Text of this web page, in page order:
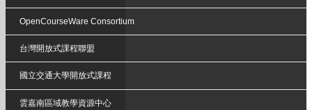
OpenCourseWare Consortium
台灣開放式課程聯盟
國立交通大學開放式課程
雲嘉南區域教學資源中心